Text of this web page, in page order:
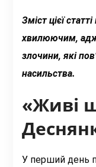
Зміст цієї
хвилюючим,
злочини, які
насильства.
«Живі
У перший день